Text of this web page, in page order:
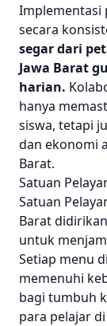
Implementasi
secara
segar dari
Jawa Barat
harian.
hanya
siswa, tetapi
dan ekonomi
Barat.
Satuan
Satuan
Barat
untuk
Setiap menu
memenuhi
bagi tumbuh
para pelajar di